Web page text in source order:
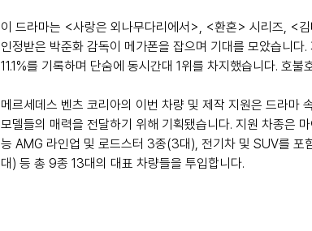
이 드라마는 <사랑은 외나무다리에서>, <환혼> 시리즈, <
인정받은 박준화 감독이 메가폰을 잡으며 기대를 모았습니다
11.1%를 기록하며 단숨에 동시간대 1위를 차지했습니다. 호
메르세데스 벤츠 코리아의 이번 차량 및 제작 지원은 드라마
모델들의 매력을 전달하기 위해 기획됐습니다. 지원 차종은
능 AMG 라인업 및 로드스터 3종(3대), 전기차 및 SUV를
대) 등 총 9종 13대의 대표 차량들을 투입합니다.